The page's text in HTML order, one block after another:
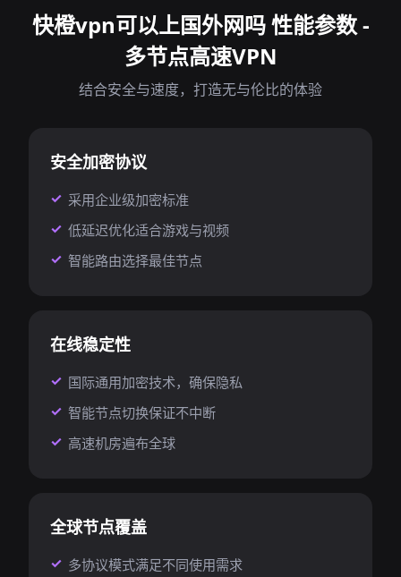
快橙vpn可以上国外网吗 性能参数 -
多节点高速VPN
结合安全与速度，打造无与伦比的体验
安全加密协议
采用企业级加密标准
低延迟优化适合游戏与视频
智能路由选择最佳节点
在线稳定性
国际通用加密技术，确保隐私
智能节点切换保证不中断
高速机房遍布全球
全球节点覆盖
多协议模式满足不同使用需求